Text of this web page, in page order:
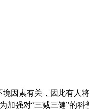
因素有关，因此有人
加强对“三减三健”的